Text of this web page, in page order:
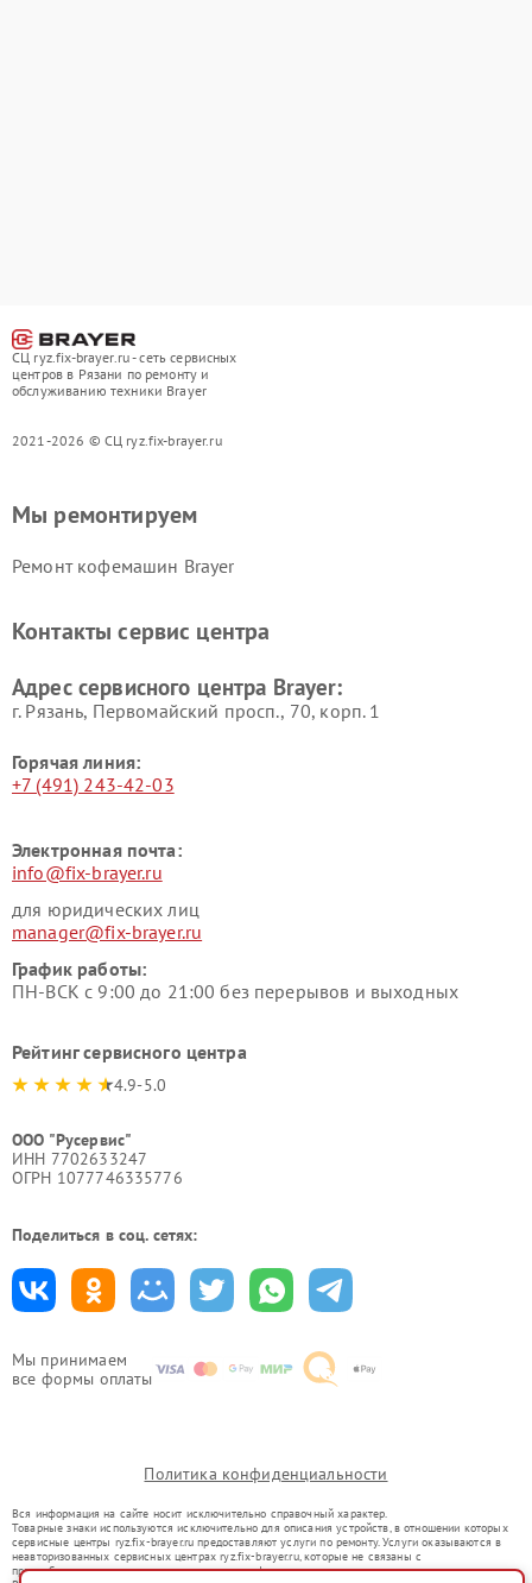
СЦ ryz.fix-brayer.ru - сеть сервисных
центров в Рязани по ремонту и
обслуживанию техники Brayer
2021-2026 © СЦ ryz.fix-brayer.ru
Мы принимаем
все формы оплаты
Мы ремонтируем
Ремонт кофемашин Brayer
Контакты сервис центра
Адрес сервисного центра Brayer:
г. Рязань, Первомайский просп., 70, корп. 1
Горячая линия:
+7 (491) 243-42-03
Электронная почта:
info@fix-brayer.ru
для юридических лиц
manager@fix-brayer.ru
График работы:
ПН-ВСК с 9:00 до 21:00 без перерывов и выходных
Рейтинг сервисного центра
4.9-5.0
ООО "Русервис"
ИНН 7702633247
ОГРН 1077746335776
Поделиться в соц. сетях:
Политика конфиденциальности
Вся информация на сайте носит исключительно справочный характер.
Товарные знаки используются исключительно для описания устройств, в отношении которых
сервисные центры ryz.fix-brayer.ru предоставляют услуги по ремонту. Услуги оказываются в
неавторизованных сервисных центрах ryz.fix-brayer.ru, которые не связаны с
правообладателями товарных знаков или их официальными представителями.